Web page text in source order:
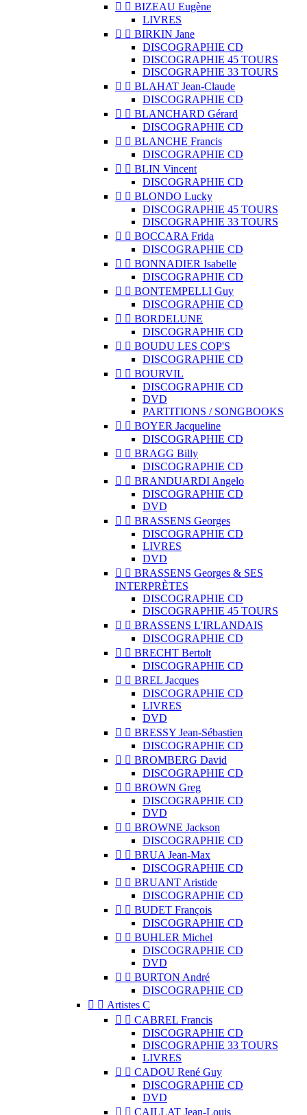
  BIZEAU Eugène
LIVRES
  BIRKIN Jane
DISCOGRAPHIE CD
DISCOGRAPHIE 45 TOURS
DISCOGRAPHIE 33 TOURS
  BLAHAT Jean-Claude
DISCOGRAPHIE CD
  BLANCHARD Gérard
DISCOGRAPHIE CD
  BLANCHE Francis
DISCOGRAPHIE CD
  BLIN Vincent
DISCOGRAPHIE CD
  BLONDO Lucky
DISCOGRAPHIE 45 TOURS
DISCOGRAPHIE 33 TOURS
  BOCCARA Frida
DISCOGRAPHIE CD
  BONNADIER Isabelle
DISCOGRAPHIE CD
  BONTEMPELLI Guy
DISCOGRAPHIE CD
  BORDELUNE
DISCOGRAPHIE CD
  BOUDU LES COP'S
DISCOGRAPHIE CD
  BOURVIL
DISCOGRAPHIE CD
DVD
PARTITIONS / SONGBOOKS
  BOYER Jacqueline
DISCOGRAPHIE CD
  BRAGG Billy
DISCOGRAPHIE CD
  BRANDUARDI Angelo
DISCOGRAPHIE CD
DVD
  BRASSENS Georges
DISCOGRAPHIE CD
LIVRES
DVD
  BRASSENS Georges & SES
INTERPRÈTES
DISCOGRAPHIE CD
DISCOGRAPHIE 45 TOURS
  BRASSENS L'IRLANDAIS
DISCOGRAPHIE CD
  BRECHT Bertolt
DISCOGRAPHIE CD
  BREL Jacques
DISCOGRAPHIE CD
LIVRES
DVD
  BRESSY Jean-Sébastien
DISCOGRAPHIE CD
  BROMBERG David
DISCOGRAPHIE CD
  BROWN Greg
DISCOGRAPHIE CD
DVD
  BROWNE Jackson
DISCOGRAPHIE CD
  BRUA Jean-Max
DISCOGRAPHIE CD
  BRUANT Aristide
DISCOGRAPHIE CD
  BUDET François
DISCOGRAPHIE CD
  BUHLER Michel
DISCOGRAPHIE CD
DVD
  BURTON André
DISCOGRAPHIE CD
  Artistes C
  CABREL Francis
DISCOGRAPHIE CD
DISCOGRAPHIE 33 TOURS
LIVRES
  CADOU René Guy
DISCOGRAPHIE CD
DVD
  CAILLAT Jean-Louis